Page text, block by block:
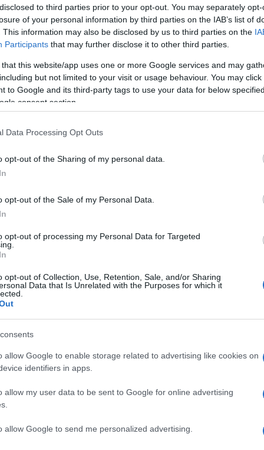
to third parties prior to your opt-out. You may separately
of your personal information by third parties on the IAB’s list of
This information may also be disclosed by us to third parties on the
Participants that may further disclose it to other third parties.
that this website/app uses one or more Google services and may
but not limited to your visit or usage behaviour. You may
to Google and its third-party tags to use your data for below
consent section.
Data Processing Opt Outs
opt-out of the Sharing of my personal data.
opt-out of the Sale of my Personal Data.
opt-out of processing my Personal Data for Targeted
opt-out of Collection, Use, Retention, Sale, and/or Sharing
Data that Is Unrelated with the Purposes for which it
allow Google to enable storage related to advertising like cookies on
identifiers in apps.
allow my user data to be sent to Google for online advertising
allow Google to send me personalized advertising.
το
αναμέτρηση του Παναθηναϊκού με
SPORT 3 HD).
της Πέμπτης
Football Show
2024 -25
Φενέρμπαχτσ
Euroleague
Λάτσιο –
UEFA Europa